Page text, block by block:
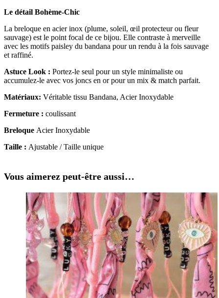
Le détail Bohème-Chic
La breloque en acier inox (plume, soleil, œil protecteur ou fleur
sauvage) est le point focal de ce bijou. Elle contraste à merveille
avec les motifs paisley du bandana pour un rendu à la fois sauvage
et raffiné.
Astuce Look : Portez-le seul pour un style minimaliste ou
accumulez-le avec vos joncs en or pour un mix & match parfait.
Matériaux: Véritable tissu Bandana, Acier Inoxydable
Fermeture : coulissant
Breloque Acier Inoxydable
Taille : Ajustable / Taille unique
Vous aimerez peut-être aussi…